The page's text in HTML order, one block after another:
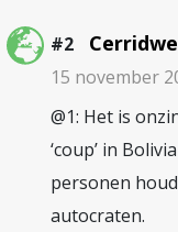
#2
15 november
@1: Het is
‘coup’ in
personen
autocraten.